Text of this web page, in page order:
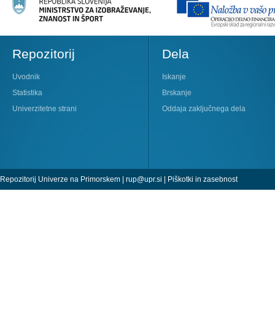
Repozitorij
Uvodnik
Statistika
Univerzitetne strani
Dela
Iskanje
Brskanje
Oddaja zaključnega dela
Repozitorij Univerze na Primorskem | rup@upr.si Piškotki in zasebnost